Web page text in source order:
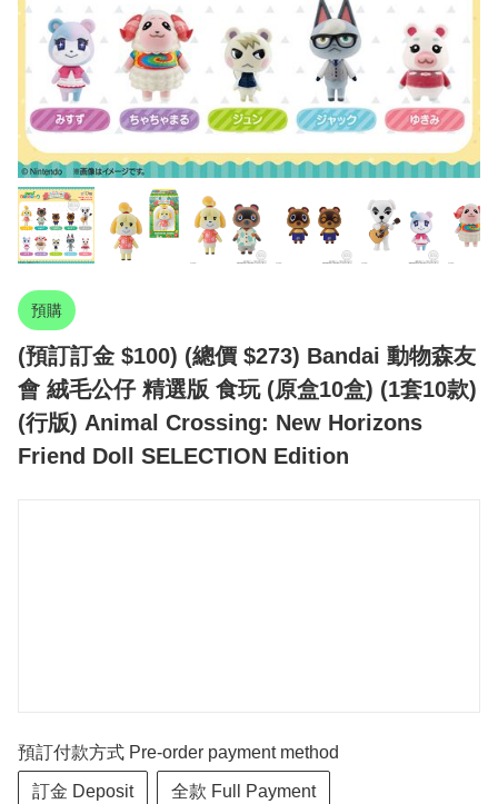
預購
(預訂訂金 $100) (總價 $273) Bandai 動物森友
會 絨毛公仔 精選版 食玩 (原盒10盒) (1套10款)
(行版) Animal Crossing: New Horizons
Friend Doll SELECTION Edition
預訂付款方式 Pre-order payment method
訂金 Deposit 全款 Full Payment